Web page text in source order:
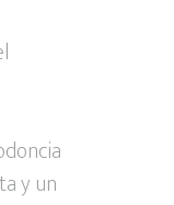
y un